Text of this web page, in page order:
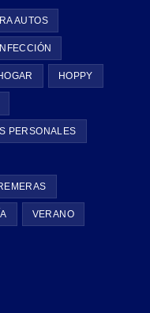
AUTOS
HOPPY
PERSONALES
VERANO